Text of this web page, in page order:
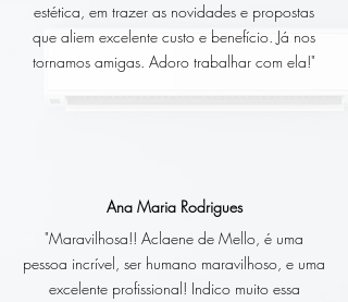
estética, em trazer as novidades e propostas
que aliem excelente custo e benefício. Já nos
tornamos amigas. Adoro trabalhar com ela!"
Ana Maria Rodrigues
"Maravilhosa!! Aclaene de Mello, é uma
pessoa incrível, ser humano maravilhoso, e uma
excelente profissional! Indico muito essa